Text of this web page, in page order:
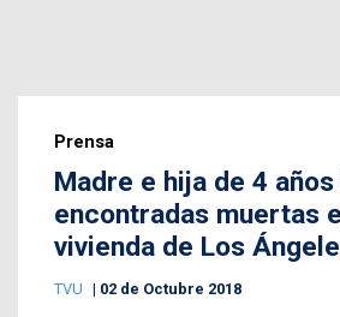
Prensa
Madre e hija de 4
encontradas muertas
vivienda de Los
TVU 02 de Octubre 2018